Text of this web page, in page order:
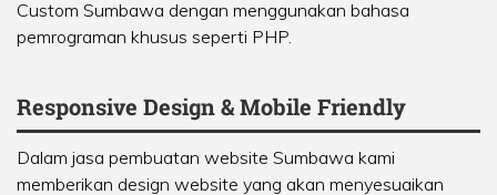
Custom Sumbawa dengan menggunakan bahasa
pemrograman khusus seperti PHP.
Responsive Design & Mobile Friendly
Dalam jasa pembuatan website Sumbawa kami
memberikan design website yang akan menyesuaikan